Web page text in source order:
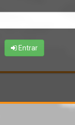
Entrar